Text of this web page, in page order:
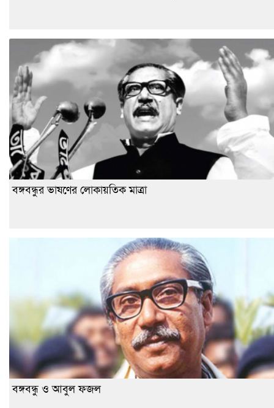
বঙ্গবন্ধুর ভাষণের লোকায়তিক মাত্রা
বঙ্গবন্ধু ও আবুল ফজল